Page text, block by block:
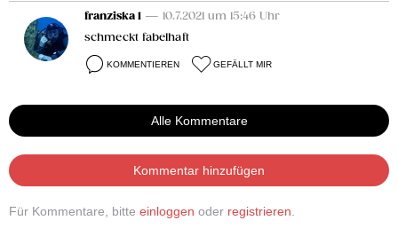
franziska 1 — 10.7.2021 um 15:46 Uhr
schmeckt fabelhaft
KOMMENTIEREN GEFÄLLT MIR
Alle Kommentare
Kommentar hinzufügen
Für Kommentare, bitte einloggen oder registrieren.